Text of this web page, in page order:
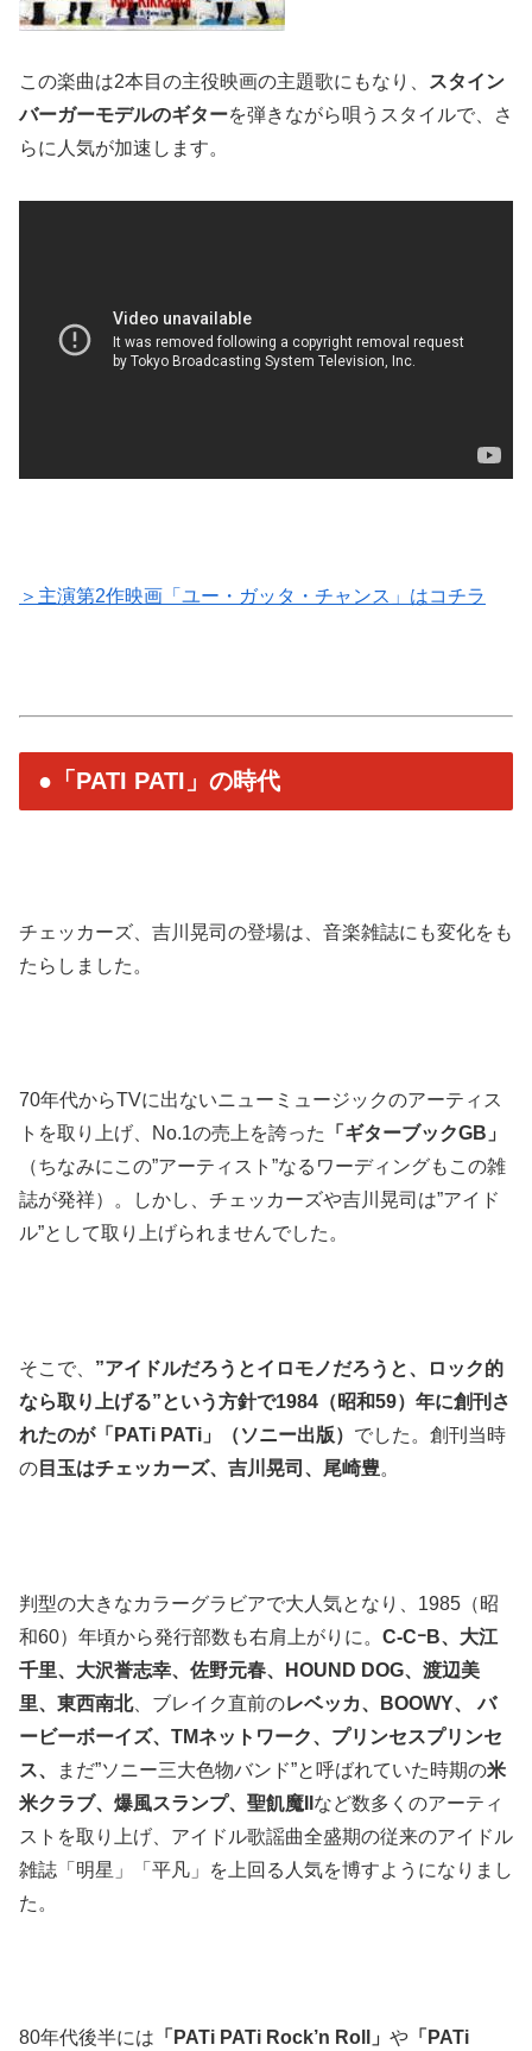
この楽曲は2本目の主役映画の主題歌にもなり、
スタイン
バーガーモデルのギターを弾きながら唄うスタイルで、さ
らに人気が加速します。
＞主演第2作映画「ユー・ガッタ・チャンス」はコチラ
●「PATI PATI」の時代
チェッカーズ、吉川晃司の登場は、音楽雑誌にも変化をも
たらしました。
70年代からTVに出ないニューミュージックのアーティス
トを取り上げ、No.1の売上を誇った
「ギターブックGB」
（ちなみにこの”アーティスト”なるワーディングもこの雑
誌が発祥）。しかし、チェッカーズや吉川晃司は”アイド
ル”として取り上げられませんでした。
そこで、 ”アイドルだろうとイロモノだろうと、ロック的
なら取り上げる”という方針で1984（昭和59）年に創刊さ
れたのが「PATi PATi」（ソニー出版） でした。創刊当時
の 目玉はチェッカーズ、吉川晃司、尾崎豊。
判型の大きなカラーグラビアで大人気となり、1985（昭
和60）年頃から発行部数も右肩上がりに。 C-CｰB、大江
千里、大沢誉志幸、佐野元春、HOUND DOG、渡辺美
里、東西南北、ブレイク直前のレベッカ、BOOWY、 バ
ービーボーイズ、TMネットワーク、プリンセスプリンセ
ス、
まだ”ソニー三大色物バンド”と呼ばれていた時期の米
米クラブ、爆風スランプ、聖飢魔II など数多くのアーティ
ストを取り上げ、アイドル歌謡曲全盛期の従来のアイドル
雑誌「明星」「平凡」を上回る人気を博すようになりまし
た。
80年代後半には 「PATi PATi Rock’n Roll」 や 「PATi